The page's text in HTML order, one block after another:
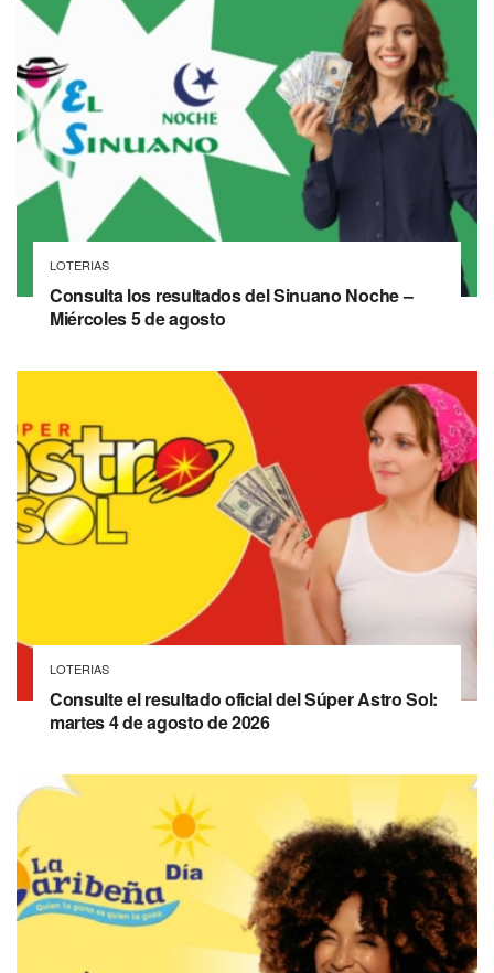
LOTERIAS
Consulta los resultados del Sinuano Noche –
Miércoles 5 de agosto
LOTERIAS
Consulte el resultado oficial del Súper Astro Sol:
martes 4 de agosto de 2026